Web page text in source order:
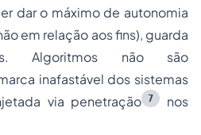
dar o máximo de autonomia
em relação aos fins), guarda
Algoritmos não são
inafastável dos sistemas
via penetração 7
nos